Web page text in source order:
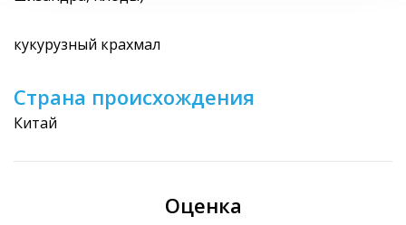
кукурузный крахмал
Страна происхождения
Китай
Оценка